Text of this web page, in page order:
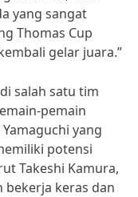
yang sangat
Thomas Cup
gelar juara.”
salah satu tim
pemain
yang
potensi
Takeshi Kamura,
bekerja keras dan